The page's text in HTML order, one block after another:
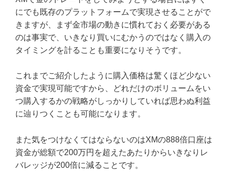
にでも既存のプラットフォームで実現させることがで
きますが、まず金市場の動きに慣れておく必要がある
のは事実で、いきなり買いにむかうのではなく購入の
タイミングを計ることも重要になりそうです。
これまでご紹介したように購入価格は驚くほど少ない
資金で実現可能ですから、どれだけのボリュームをい
つ購入するかの戦略がしっかりしていれば思わぬ利益
に辿りつくことも可能になります。
また気をつけなくてはならないのはXMの888倍口座は
資金が総額で200万円を超えたあたりからいきなりレ
バレッジが200倍に減ることです。